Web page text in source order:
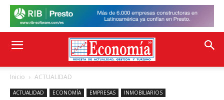
Inicio ACTUALIDAD
ACTUALIDAD ECONOMÍA EMPRESAS INMOBILIARIOS